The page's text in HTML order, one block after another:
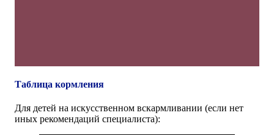
Таблица кормления
Для детей на искусственном вскармливании (если нет
иных рекомендаций специалиста):